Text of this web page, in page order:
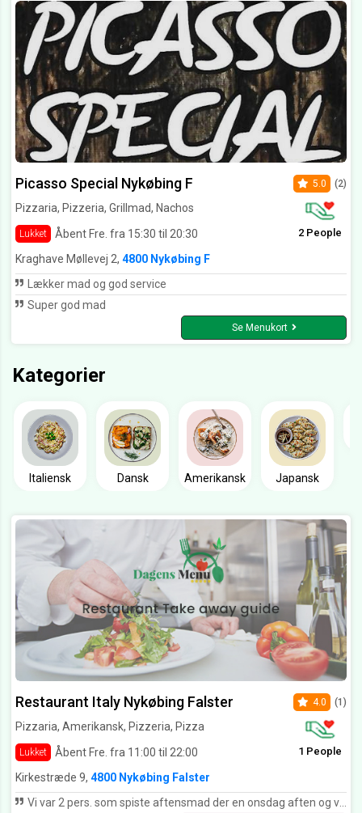
Picasso Special Nykøbing F
Pizzaria, Pizzeria, Grillmad, Nachos
Lukket Åbent Fre. fra 15:30 til 20:30
5.0 (2)
2 People
Kraghave Møllevej 2, 4800 Nykøbing F
Lækker mad og god service
Super god mad
Se Menukort
Kategorier
Italiensk Dansk Amerikansk Japansk
Restaurant Italy Nykøbing Falster
Pizzaria, Amerikansk, Pizzeria, Pizza
Lukket Åbent Fre. fra 11:00 til 22:00
4.0 (1)
1 People
Kirkestræde 9, 4800 Nykøbing Falster
Vi var 2 pers. som spiste aftensmad der en onsdag aften og valgte en 3-retters menu. Til den pris var vi meget tilfredse. Jef fik blæksprutteringe til forret og de var som de skulle være og med dejligt brød til. Entrecoten til hovedretten var virkelig mør og lækker og det samme var den bagte kartoffel. Der kunne måske godt have været lidt mere spændende salat til, men alt i alt en god oplevelse med jævn god mad til prisen. Desserten var pandekager med is og dejlig chokoladesovs til og vi kunne næsten trille derfra :-D Derudover en særdeles venlig og smilende tjener, så vi kan bestemt anbefale restaurant Italy!